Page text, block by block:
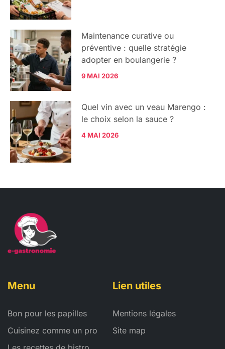
Maintenance curative ou
préventive : quelle stratégie
adopter en boulangerie ?
9 MAI 2026
Quel vin avec un veau Marengo :
le choix selon la sauce ?
4 MAI 2026
Menu
Bon pour les papilles
Cuisinez comme un pro
Lien utiles
Mentions légales
Site map